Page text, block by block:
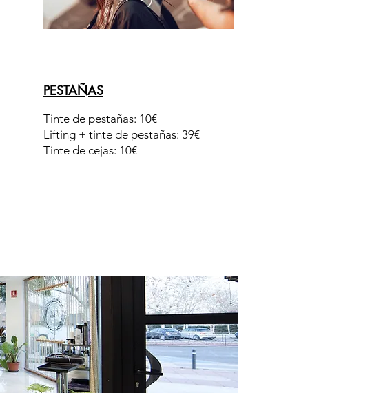
PESTAÑAS
Tinte de pestañas: 10€
Lifting + tinte de pestañas: 39€
Tinte de cejas: 10€